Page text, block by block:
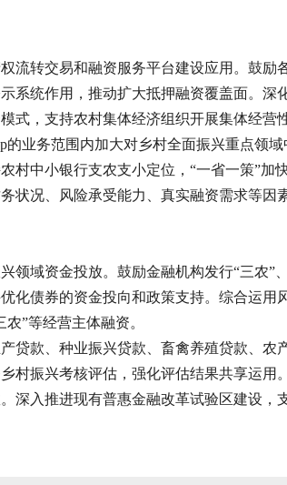
流转交易和融资服务平台建设应用。鼓励
系统作用，推动扩大抵押融资覆盖面。深
，支持农村集体经济组织开展集体经营
业务范围内加大对乡村全面振兴重点领
村中小银行支农支小定位，“一省一策”加
状况、风险承受能力、真实融资需求等因
领域资金投放。鼓励金融机构发行“三农”
化债券的资金投向和政策支持。综合运用
”等经营主体融资。
贷款、种业振兴贷款、畜禽养殖贷款、农
村振兴考核评估，强化评估结果共享运用
深入推进现有普惠金融改革试验区建设，